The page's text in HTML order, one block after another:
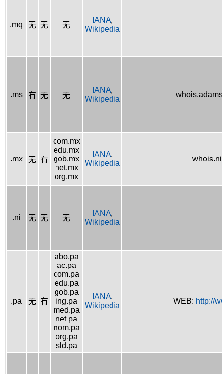
.mq 无 无 无
IANA,
Wikipedia
.ms 有 无 无
IANA,
Wikipedia
.mx 无 有
com.mx
edu.mx
gob.mx
net.mx
org.mx
IANA,
Wikipedia
.ni 无 无 无
IANA,
Wikipedia
.pa 无 有
abo.pa
ac.pa
com.pa
edu.pa
gob.pa
ing.pa
med.pa
net.pa
nom.pa
org.pa
sld.pa
IANA,
Wikipedia
WEB: http://